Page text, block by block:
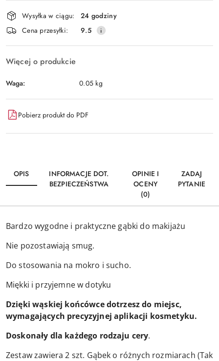
i
dostawa
Wysyłka w ciągu:
24 godziny
Cena przesyłki:
9.5
Więcej o produkcie
Waga: 0.05 kg
Pobierz produkt do PDF
OPIS
INFORMACJE DOT.
BEZPIECZEŃSTWA
OPINIE I
OCENY
(0)
ZADAJ
PYTANIE
Bardzo wygodne i praktyczne gąbki do makijażu
Nie pozostawiają smug.
Do stosowania na mokro i sucho.
Miękki i przyjemne w dotyku
Dzięki wąskiej końcówce dotrzesz do miejsc,
wymagających precyzyjnej aplikacji kosmetyku.
Doskonały dla każdego rodzaju cery.
Zestaw zawiera 2 szt. Gąbek o różnych rozmiarach (Tak